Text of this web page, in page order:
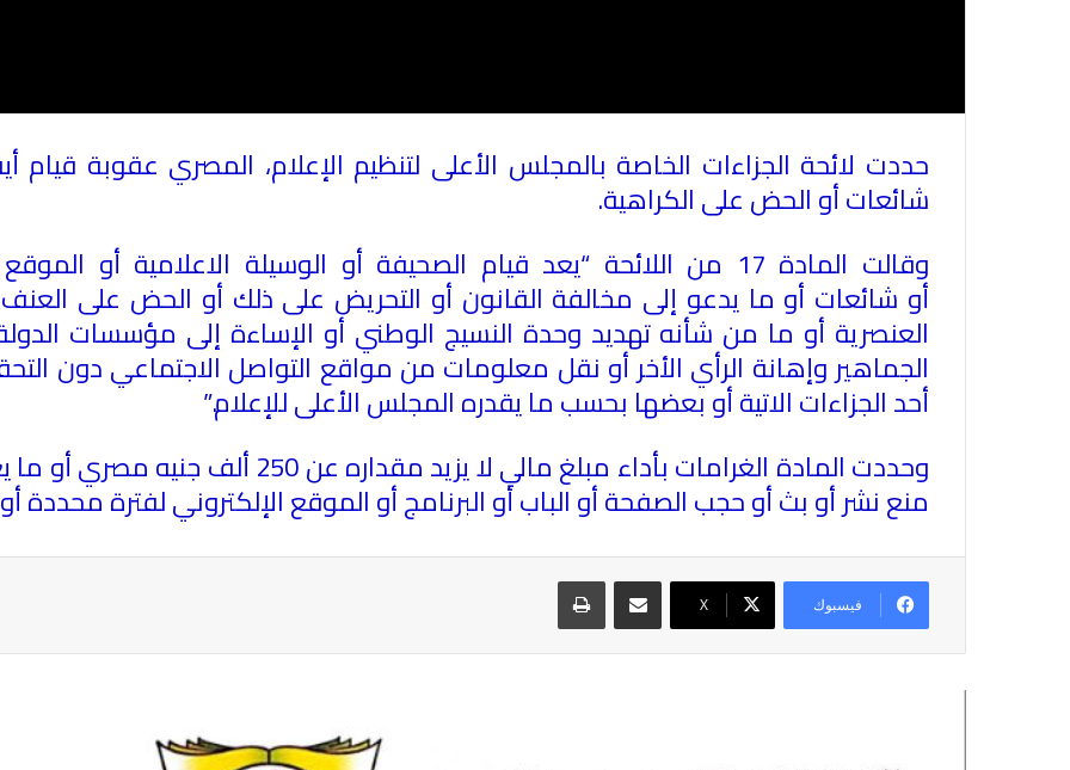
حددت لائحة الجزاءات الخاصة بالمجلس الأعلى لتنظيم الإعلام، المصري عقوبة قيام
شائعات أو الحض على الكراهية.
وقالت المادة 17 من اللائحة “يعد قيام الصحيفة أو الوسيلة الاعلامية أو
أو شائعات أو ما يدعو إلى مخالفة القانون أو التحريض على ذلك أو الحض على العنف
العنصرية أو ما من شأنه تهديد وحدة النسيج الوطني أو الإساءة إلى مؤسسات الدولة
الجماهير وإهانة الرأي الأخر أو نقل معلومات من مواقع التواصل الاجتماعي دون
أحد الجزاءات الاتية أو بعضها بحسب ما يقدره المجلس الأعلى للإعلام”.
وحددت المادة الغرامات بأداء مبلغ مالي لا
منع نشر أو بث أو حجب الصفحة أو الباب أو البرنامج أو الموقع الإلكتروني لفترة محددة
فيسبوك X
مشاركة عبر البريد طباعة